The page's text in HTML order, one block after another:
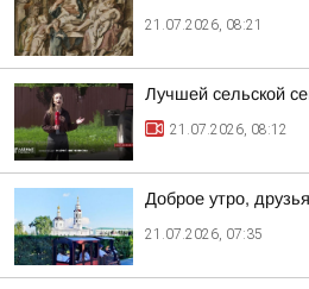
21.07.2026, 08:21
Лучшей сельской
21.07.2026, 08:12
Доброе утро,
21.07.2026, 07:35